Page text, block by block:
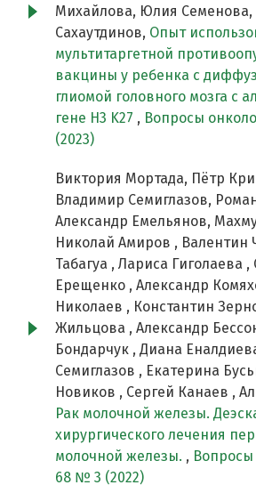
Михайлова, Юлия Семенова,
Сахаутдинов, Опыт
мультитаргетной
вакцины у ребенка с
глиомой головного мозга с
гене H3 K27 , Вопросы
(2023)
Виктория Мортада, Пётр
Владимир Семиглазов,
Александр Емельянов,
Николай Амиров , Валентин
Табагуа , Лариса Гиголаева ,
Ерещенко , Александр
Николаев , Константин
Жильцова , Александр
Бондарчук , Диана
Семиглазов , Екатерина
Новиков , Сергей Канаев ,
Рак молочной железы.
хирургического лечения
молочной железы. , Вопросы
68 № 3 (2022)